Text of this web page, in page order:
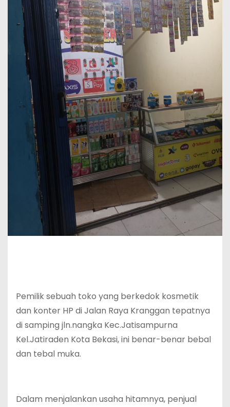
Pemilik sebuah toko yang berkedok kosmetik
dan konter HP di Jalan Raya Kranggan tepatnya
di samping jln.nangka Kec.Jatisampurna
Kel.Jatiraden Kota Bekasi, ini benar-benar bebal
dan tebal muka.
Dalam menjalankan usaha hitamnya, penjual